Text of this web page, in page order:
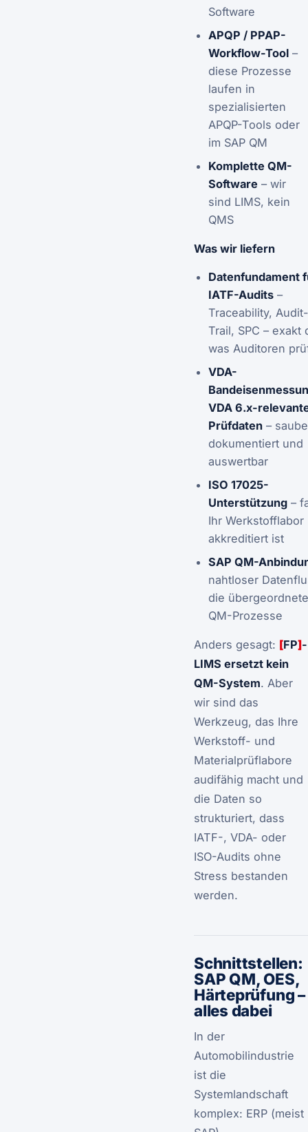
Software
APQP / PPAP-
Workflow-Tool–
diese Prozesse
laufen in
spezialisierten
APQP-Tools oder
im SAP QM
Komplette QM-
Software – wir
sind LIMS, kein
QMS
Was wir liefern
Datenfundament
IATF-Audits–
Traceability, Audit-
Trail, SPC – exakt
was Auditoren
VDA-
VDA 6.x-
Prüfdaten–
dokumentiert und
auswertbar
ISO 17025-
Unterstützung–
Ihr Werkstofflabor
akkreditiert ist
SAP QM-
nahtloser
die
QM-Prozesse
Anders gesagt: [FP]-
LIMS ersetzt kein
QM-System. Aber
wir sind das
Werkzeug, das Ihre
Werkstoff- und
Materialprüflabore
audifähig macht und
die Daten so
strukturiert, dass
IATF-, VDA- oder
ISO-Audits ohne
Stress bestanden
werden.
Schnittstellen:
SAP QM, OES,
Härteprüfung –
alles dabei
In der
Automobilindustrie
ist die
Systemlandschaft
komplex: ERP (meist